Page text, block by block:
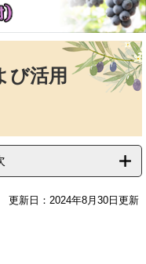
び活用
更新日：2024年8月30日更新